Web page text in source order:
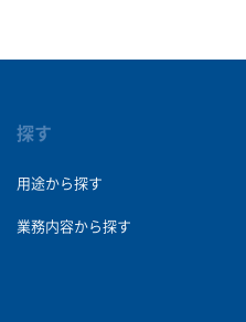
探す
用途から探す
業務内容から探す